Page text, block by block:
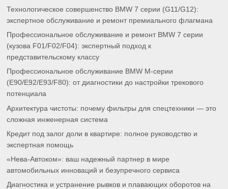
Технологическое совершенство BMW 7 серии (G11/G12):
экспертное обслуживание и ремонт премиального флагмана
Профессиональное обслуживание и ремонт BMW 7 серии
(кузова F01/F02/F04): экспертный подход к
представительскому классу
Профессиональное обслуживание BMW M-серии
(E90/E92/E93/F80): от диагностики до настройки трекового
потенциала
Архитектура чистоты: почему фильтры для спецтехники — это
сложная инженерная система
Кредит под залог доли в квартире: полное руководство и
экспертная помощь
«Нева-Автоком»: ваш надежный партнер в мире
автомобильных инноваций и безупречного сервиса
Диагностика и устранение рывков и плавающих оборотов на